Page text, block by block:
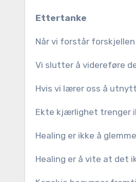
Ettertanke
Når vi forstår
Vi slutter å videreføre
Hvis vi lærer oss å
Ekte kjærlighet trenger
Healing er ikke å
Healing er å vite at det